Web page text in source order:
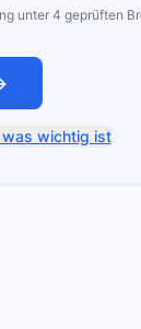
unter 4 geprüften
was wichtig ist